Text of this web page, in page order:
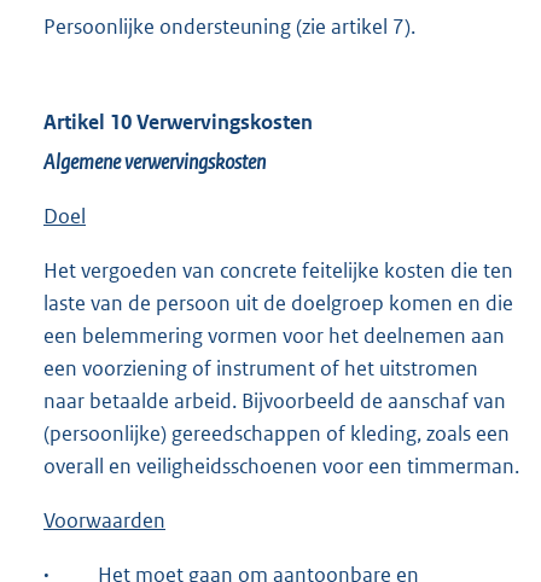
Persoonlijke ondersteuning (zie artikel 7).
Artikel 10 Verwervingskosten
Algemene verwervingskosten
Doel
Het vergoeden van concrete feitelijke kosten die ten
laste van de persoon uit de doelgroep komen en die
een belemmering vormen voor het deelnemen aan
een voorziening of instrument of het uitstromen
naar betaalde arbeid. Bijvoorbeeld de aanschaf van
(persoonlijke) gereedschappen of kleding, zoals een
overall en veiligheidsschoenen voor een timmerman.
Voorwaarden
· Het moet gaan om aantoonbare en